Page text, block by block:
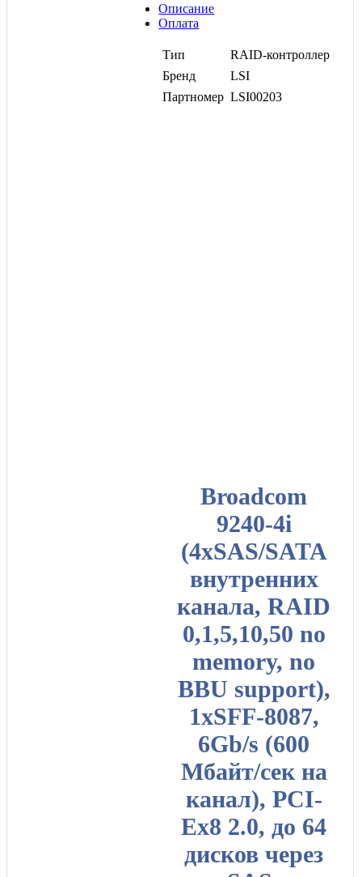
Broadcom
9240-4i
(4xSAS/SATA
внутренних
канала, RAID
0,1,5,10,50 no
memory, no
BBU support),
1хSFF-8087,
6Gb/s (600
Мбайт/сек на
канал), PCI-
Ex8 2.0, до 64
дисков через
Описание
Оплата
Тип
RAID-контроллер
Бренд
LSI
Партномер LSI00203